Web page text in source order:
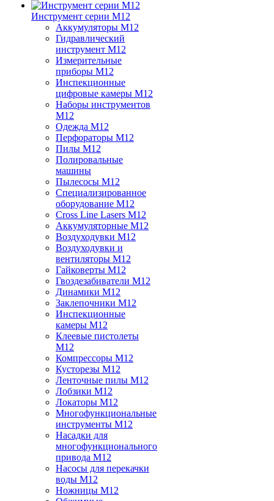
Инструмент серии M12
Аккумуляторы M12
Гидравлический
инструмент M12
Измерительные
приборы M12
Инспекционные
цифровые камеры M12
Наборы инструментов
M12
Одежда M12
Перфораторы M12
Пилы M12
Полировальные
машины
Пылесосы M12
Специализированное
оборудование M12
Cross Line Lasers M12
Аккумуляторные M12
Воздуходувки M12
Воздуходувки и
вентиляторы M12
Гайковерты M12
Гвоздезабиватели M12
Динамики M12
Заклепочники M12
Инспекционные
камеры M12
Клеевые пистолеты
M12
Компрессоры M12
Кусторезы M12
Ленточные пилы M12
Лобзики M12
Локаторы M12
Многофункциональные
инструменты M12
Насадки для
многофункционального
привода M12
Насосы для перекачки
воды M12
Ножницы M12